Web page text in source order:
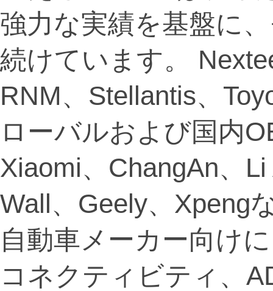
強力な実績を基盤に
続けています。
RNM、Stellantis、
ローバルおよび国内
Xiaomi、ChangAn、
Wall、Geely、Xpeng
自動車メーカー向け
コネクティビティ、